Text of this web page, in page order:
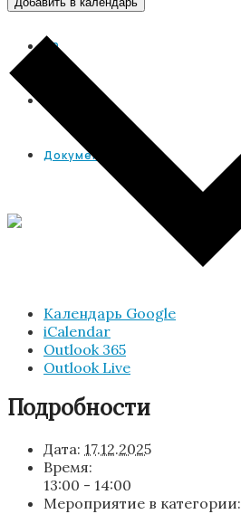
VR
Документы
Календарь Google
iCalendar
Outlook 365
Outlook Live
Подробности
Дата: 17.12.2025
Время:
13:00 - 14:00
Мероприятие в категории: